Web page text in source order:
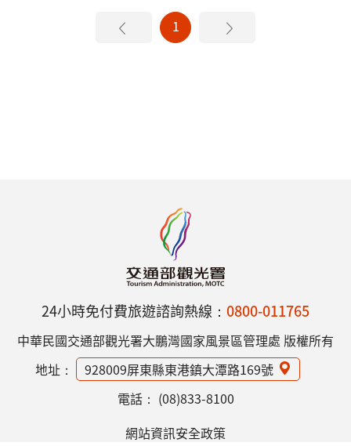
1
24小時免付費旅遊諮詢熱線： 0800-011765
中華民國交通部觀光署大鵬灣國家風景區管理處 版權所有
地址：
928009屏東縣東港鎮大潭路169號
電話： (08)833-8100
網站資訊安全政策